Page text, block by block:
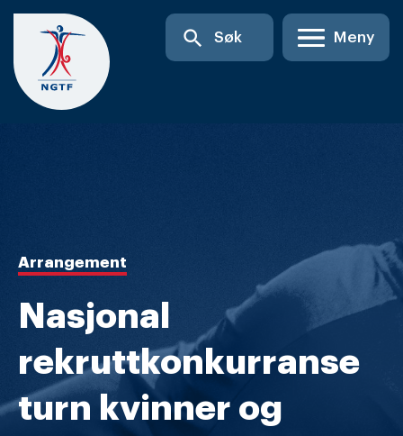
Skip
content
search Søk Meny
Arrangement
Nasjonal
rekruttkonkurranse
turn kvinner og